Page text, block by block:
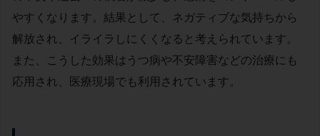
やすくなります。結果として、ネガティブな気持ちから
解放され、イライラしにくくなると考えられています。
また、こうした効果はうつ病や不安障害などの治療にも
応用され、医療現場でも利用されています。